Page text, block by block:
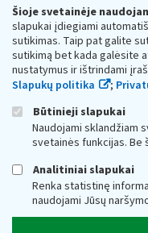
Šioje svetainėje
slapukai įdiegiami
sutikimas. Taip pat galite
sutikimą bet kada galėsite
nustatymus ir ištrindami
Slapukų politika
;
Būtinieji slapukai
Naudojami sklandžiam
svetainės funkcijas. Be
Analitiniai slapukai
Renka statistinę
naudojami Jūsų
Respublikos
Biudžetinė įstaiga.
adresas: Vasario 16-osios
vmi@vmi.lt, E. pristatymo
Duomenys apie
Respublikos finansų